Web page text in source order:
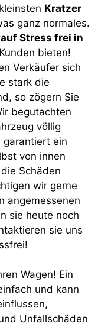
Kratzer
ganz normales.
Stress frei in
bieten!
Verkäufer sich
stark die
so zögern Sie
begutachten
völlig
garantiert ein
von innen
Schäden
wir gerne
angemessenen
sie heute noch
sie uns
Wagen! Ein
und kann
Unfallschäden